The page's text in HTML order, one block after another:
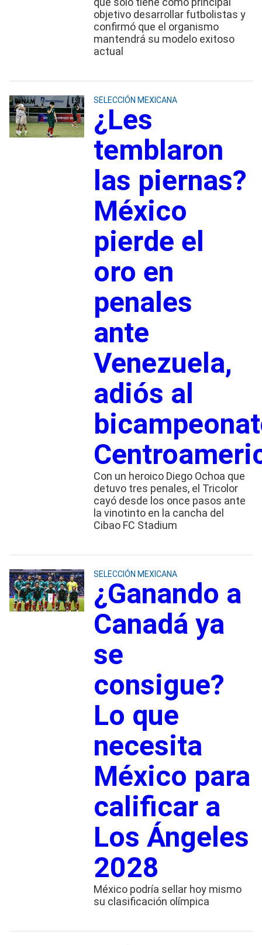
objetivo desarrollar futbolistas y
confirmó que el organismo
mantendrá su modelo exitoso
actual
SELECCIÓN MEXICANA
¿Les
temblaron
las piernas?
México
pierde el
oro en
penales
ante
Venezuela,
adiós al
Con un heroico Diego Ochoa que
detuvo tres penales, el Tricolor
cayó desde los once pasos ante
la vinotinto en la cancha del
Cibao FC Stadium
SELECCIÓN MEXICANA
¿Ganando a
Canadá ya
se
consigue?
Lo que
necesita
México para
calificar a
Los Ángeles
2028
México podría sellar hoy mismo
su clasificación olímpica